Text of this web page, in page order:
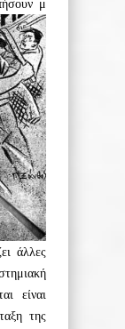
μ
άλλες
είναι
της